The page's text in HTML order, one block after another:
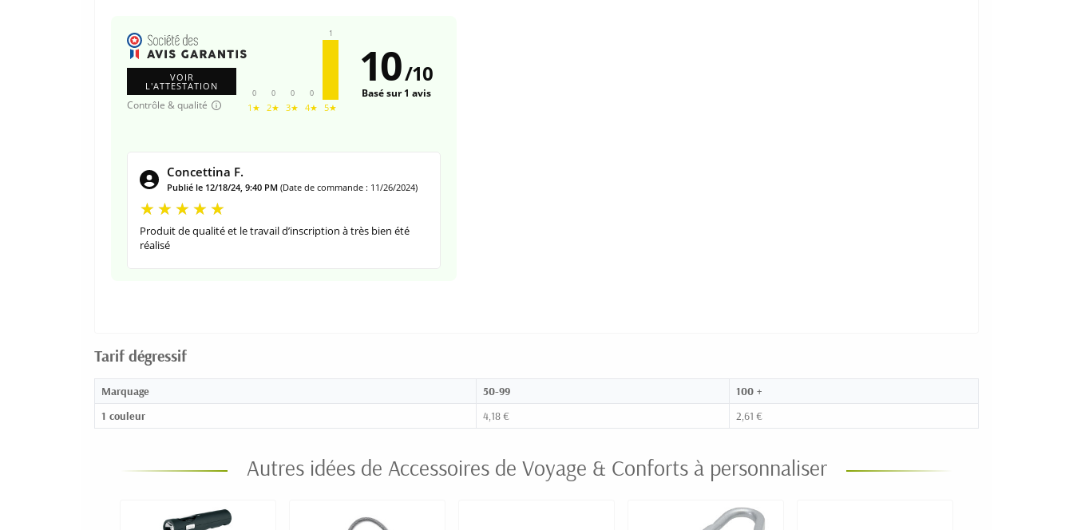
VOIR
L'ATTESTATION
Contrôle & qualité
0
1★
0
2★
0
3★
0
4★
1
5★
10/10
Basé sur 1 avis
Concettina F.
Publié le 12/18/24, 9:40 PM (Date de commande : 11/26/2024)
Produit de qualité et le travail d’inscription à très bien été
réalisé
Tarif dégressif
Marquage 50-99
100 +
1 couleur
4,18 € 2,61 €
Autres idées de Accessoires de Voyage & Conforts à personnaliser